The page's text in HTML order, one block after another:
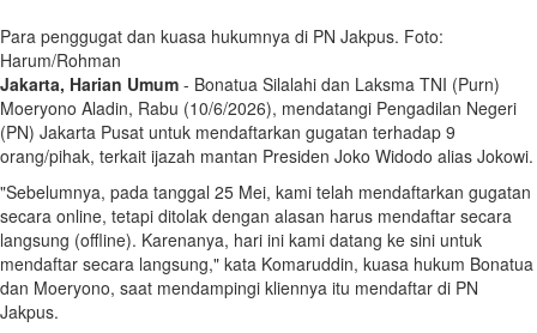
Para penggugat dan kuasa hukumnya di PN Jakpus. Foto:
Harum/Rohman
Jakarta, Harian Umum - Bonatua Silalahi dan Laksma TNI (Purn)
Moeryono Aladin, Rabu (10/6/2026), mendatangi Pengadilan Negeri
(PN) Jakarta Pusat untuk mendaftarkan gugatan terhadap 9
orang/pihak, terkait ijazah mantan Presiden Joko Widodo alias Jokowi.
"Sebelumnya, pada tanggal 25 Mei, kami telah mendaftarkan gugatan
secara online, tetapi ditolak dengan alasan harus mendaftar secara
langsung (offline). Karenanya, hari ini kami datang ke sini untuk
mendaftar secara langsung," kata Komaruddin, kuasa hukum Bonatua
dan Moeryono, saat mendampingi kliennya itu mendaftar di PN
Jakpus.